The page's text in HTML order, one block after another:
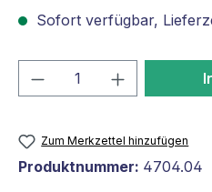
Sofort verfügbar,
Produkt Anzahl:
Zum Merkzettel hinzufügen
Produktnummer: 4704.04